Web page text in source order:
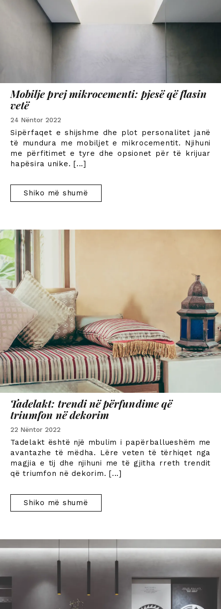
Mobilje prej mikrocementi: pjesë që flasin
vetë
24 Nëntor 2022
Sipërfaqet e shijshme dhe plot personalitet janë
të mundura me mobiljet e mikrocementit. Njihuni
me përfitimet e tyre dhe opsionet për të krijuar
hapësira unike. [...]
Shiko më shumë
Tadelakt: trendi në përfundime që
triumfon në dekorim
22 Nëntor 2022
Tadelakt është një mbulim i papërballueshëm me
avantazhe të mëdha. Lëre veten të tërhiqet nga
magjia e tij dhe njihuni me të gjitha rreth trendit
që triumfon në dekorim. [...]
Shiko më shumë